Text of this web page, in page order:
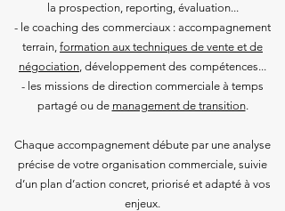
la prospection, reporting, évaluation...
- le coaching des commerciaux : accompagnement
terrain, formation aux techniques de vente et de
négociation, développement des compétences...
- les missions de direction commerciale à temps
partagé ou de management de transition.
Chaque accompagnement débute par une analyse
précise de votre organisation commerciale, suivie
d’un plan d’action concret, priorisé et adapté à vos
enjeux.